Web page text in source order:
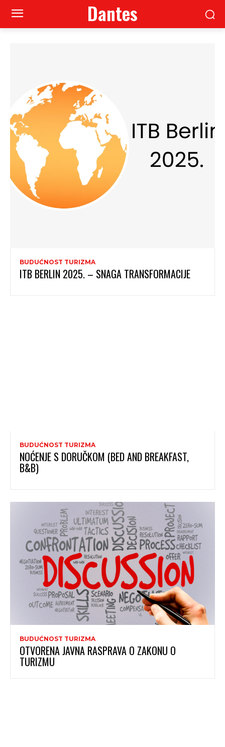
Dantes
BUDUĆNOST TURIZMA
ITB BERLIN 2025. – SNAGA TRANSFORMACIJE
BUDUĆNOST TURIZMA
NOĆENJE S DORUČKOM (BED AND BREAKFAST,
B&B)
BUDUĆNOST TURIZMA
OTVORENA JAVNA RASPRAVA O ZAKONU O
TURIZMU